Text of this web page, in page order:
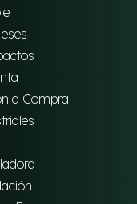
a Compra